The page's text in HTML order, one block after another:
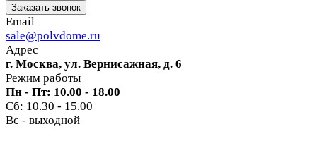
Заказать звонок
Email
sale@polvdome.ru
Адрес
г. Москва, ул. Вернисажная, д. 6
Режим работы
Пн - Пт: 10.00 - 18.00
Сб: 10.30 - 15.00
Вс - выходной